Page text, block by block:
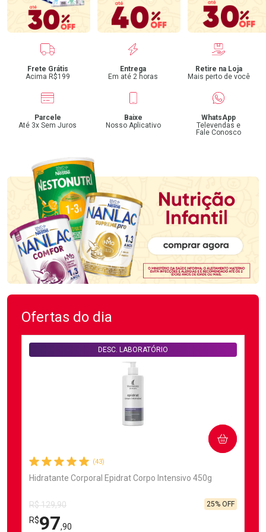
Benefícios
Frete Grátis
Acima R$199
Entrega
Em até 2 horas
Retire na Loja
Mais perto de você
Parcele
Até 3x Sem Juros
Baixe
Nosso Aplicativo
WhatsApp
Televendas e
Fale Conosco
Ofertas do dia
(43)
Hidratante Corporal Epidrat Corpo Intensivo 450g
DESC. LABORATÓRIO
R$ 129,90
R$97,90
25% OFF
COMPRAR